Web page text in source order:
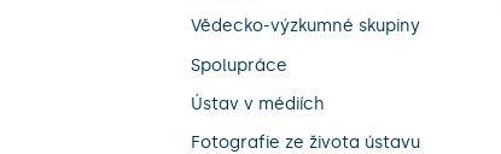
Vědecko-výzkumné skupiny
Spolupráce
Ústav v médiích
Fotografie ze života ústavu